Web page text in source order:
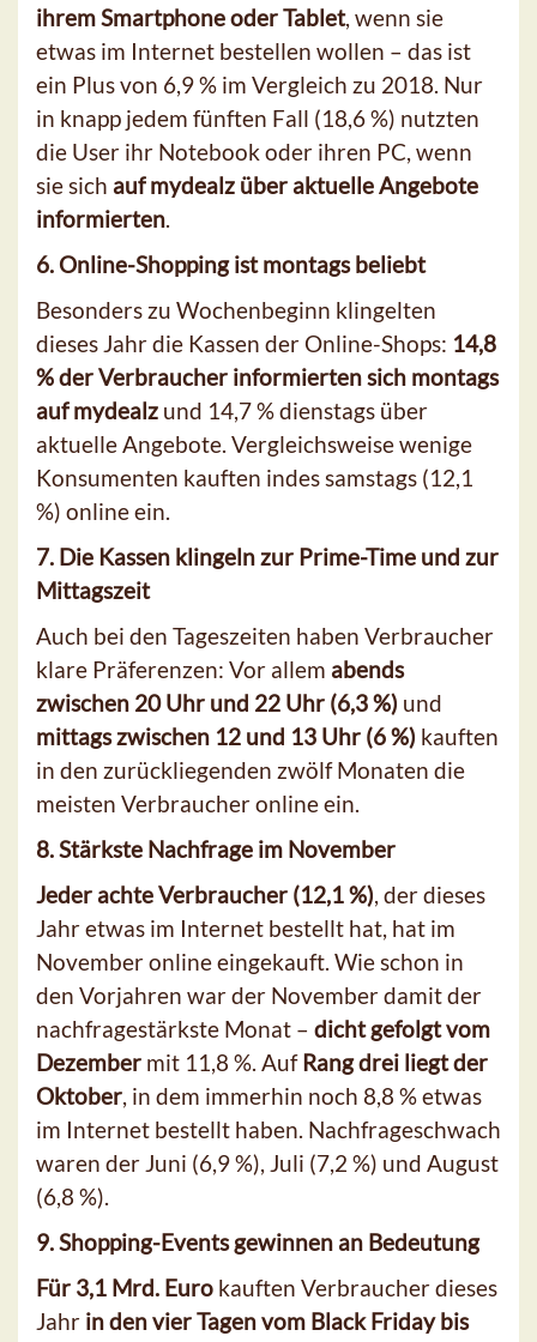
ihrem Smartphone oder Tablet, wenn sie
etwas im Internet bestellen wollen – das ist
ein Plus von 6,9 % im Vergleich zu 2018. Nur
in knapp jedem fünften Fall (18,6 %) nutzten
die User ihr Notebook oder ihren PC, wenn
sie sich auf mydealz über aktuelle Angebote
informierten.
6. Online-Shopping ist montags beliebt
Besonders zu Wochenbeginn klingelten
dieses Jahr die Kassen der Online-Shops: 14,8
% der Verbraucher informierten sich montags
auf mydealz und 14,7 % dienstags über
aktuelle Angebote. Vergleichsweise wenige
Konsumenten kauften indes samstags (12,1
%) online ein.
7. Die Kassen klingeln zur Prime-Time und zur
Mittagszeit
Auch bei den Tageszeiten haben Verbraucher
klare Präferenzen: Vor allem abends
zwischen 20 Uhr und 22 Uhr (6,3 %) und
mittags zwischen 12 und 13 Uhr (6 %) kauften
in den zurückliegenden zwölf Monaten die
meisten Verbraucher online ein.
8. Stärkste Nachfrage im November
Jeder achte Verbraucher (12,1 %), der dieses
Jahr etwas im Internet bestellt hat, hat im
November online eingekauft. Wie schon in
den Vorjahren war der November damit der
nachfragestärkste Monat – dicht gefolgt vom
Dezember mit 11,8 %. AufRang drei liegt der
Oktober, in dem immerhin noch 8,8 % etwas
im Internet bestellt haben. Nachfrageschwach
waren der Juni (6,9 %), Juli (7,2 %) und August
(6,8 %).
9. Shopping-Events gewinnen an Bedeutung
Für 3,1 Mrd. Euro kauften Verbraucher dieses
Jahr in den vier Tagen vom Black Friday bis